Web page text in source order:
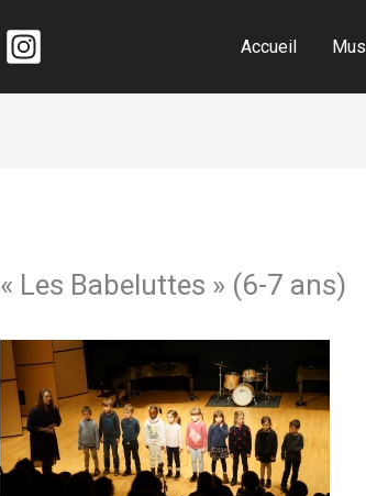
Accueil
« Les Babeluttes » (6-7 ans)